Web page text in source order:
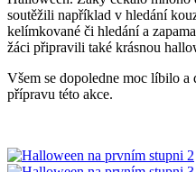
soutěžili například v hledání
kelímkované či hledání a
žáci připravili také krásnou
Všem se dopoledne moc líbilo a
přípravu této akce.